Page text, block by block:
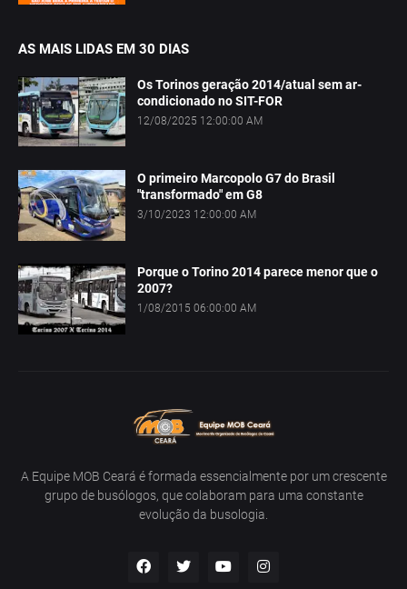
AS MAIS LIDAS EM 30 DIAS
Os Torinos geração 2014/atual sem ar-
condicionado no SIT-FOR
12/08/2025 12:00:00 AM
O primeiro Marcopolo G7 do Brasil
"transformado" em G8
3/10/2023 12:00:00 AM
Porque o Torino 2014 parece menor que o
2007?
1/08/2015 06:00:00 AM
A Equipe MOB Ceará é formada essencialmente por um crescente
grupo de busólogos, que colaboram para uma constante
evolução da busologia.